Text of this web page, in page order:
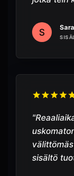
S
"
sisältö